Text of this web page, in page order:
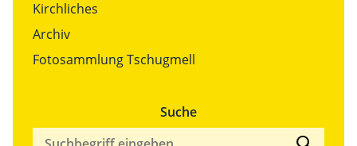
Kirchliches
Archiv
Fotosammlung Tschugmell
Suche